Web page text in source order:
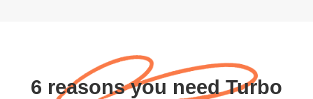
6 reasons you need Turbo